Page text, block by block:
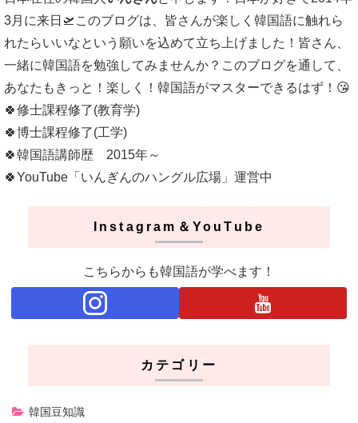
3月に来日🛫このブログは、皆さんが楽しく韓国語に触れら
れたらいいなという願いを込めて立ち上げました！皆さん、
一緒に韓国語を勉強してみませんか？このブログを通して、
あなたもきっと！楽しく！韓国語がマスターできるはず！😘
🍀修士課程修了(教育学)
🍀博士課程修了(工学)
🍀韓国語講師歴 2015年～
🍀YouTube「いんぎんのハングル広場」運営中
Instagram＆YouTube
こちらからも韓国語が学べます！
カテゴリー
韓国豆知識